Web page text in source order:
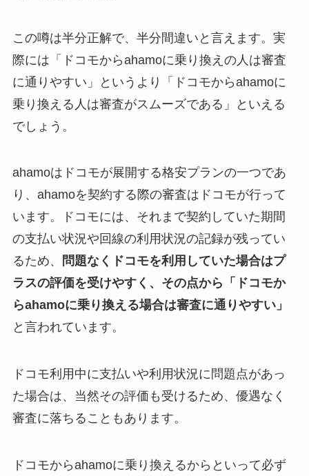
この噂は半分正解で、半分間違いと言えます。実
際には「ドコモからahamoに乗り換えの人は審査
に通りやすい」というより「ドコモからahamoに
乗り換える人は審査がスムーズである」といえる
でしょう。
ahamoはドコモが展開する格安プランの一つであ
り、ahamoを契約する際の審査はドコモが行って
います。ドコモには、それまで契約していた期間
の支払い状況や回線の利用状況の記録が残ってい
るため、
問題なくドコモを利用していた場合はプ
ラスの評価を受けやすく、その点から「ドコモか
らahamoに乗り換える場合は審査に通りやすい」
と言われています。
ドコモ利用中に支払いや利用状況に問題点があっ
た場合は、当然その評価も受けるため、優遇なく
審査に落ちることもあります。
ドコモからahamoに乗り換えるからといって必ず